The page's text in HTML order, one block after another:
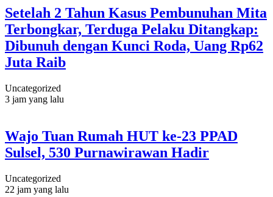
Setelah 2 Tahun Kasus Pembunuhan Mita
Terbongkar, Terduga Pelaku Ditangkap:
Dibunuh dengan Kunci Roda, Uang Rp62
Juta Raib
Uncategorized
3 jam yang lalu
Wajo Tuan Rumah HUT ke-23 PPAD
Sulsel, 530 Purnawirawan Hadir
Uncategorized
22 jam yang lalu